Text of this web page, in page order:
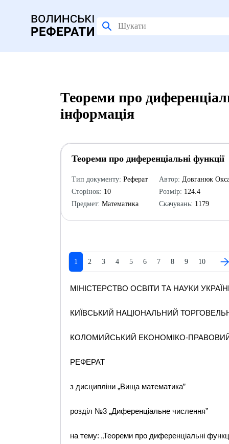
Теореми про
інформація
Теореми про диференціальні функції
Тип документу: Реферат
Сторінок: 10
Предмет: Математика
Автор: Довганюк
Розмір: 124.4
Скачувань: 1179
1 2 3 4 5 6 7 8 9 10
МІНІСТЕРСТВО ОСВІТИ ТА НАУКИ
КИЇВСЬКИЙ НАЦІОНАЛЬНИЙ
КОЛОМИЙСЬКИЙ ЕКОНОМІКО-
РЕФЕРАТ
з дисципліни „Вища математика”
розділ №3 „Диференціальне числення”
на тему: „Теореми про диференціальні